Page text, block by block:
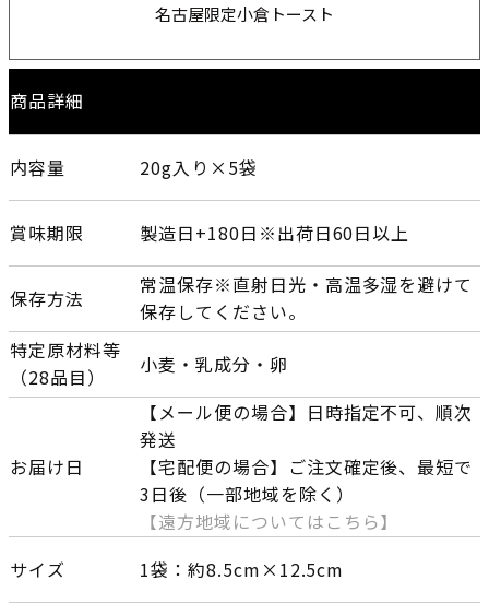
名古屋限定小倉トースト
商品詳細
内容量 20g入り×5袋
賞味期限 製造日+180日※出荷日60日以上
保存方法
常温保存※直射日光・高温多湿を避けて
保存してください。
特定原材料等
（28品目）
小麦・乳成分・卵
お届け日
【メール便の場合】日時指定不可、順次
発送
【宅配便の場合】ご注文確定後、最短で
3日後（一部地域を除く）
【遠方地域についてはこちら】
サイズ
1袋：約8.5cm×12.5cm